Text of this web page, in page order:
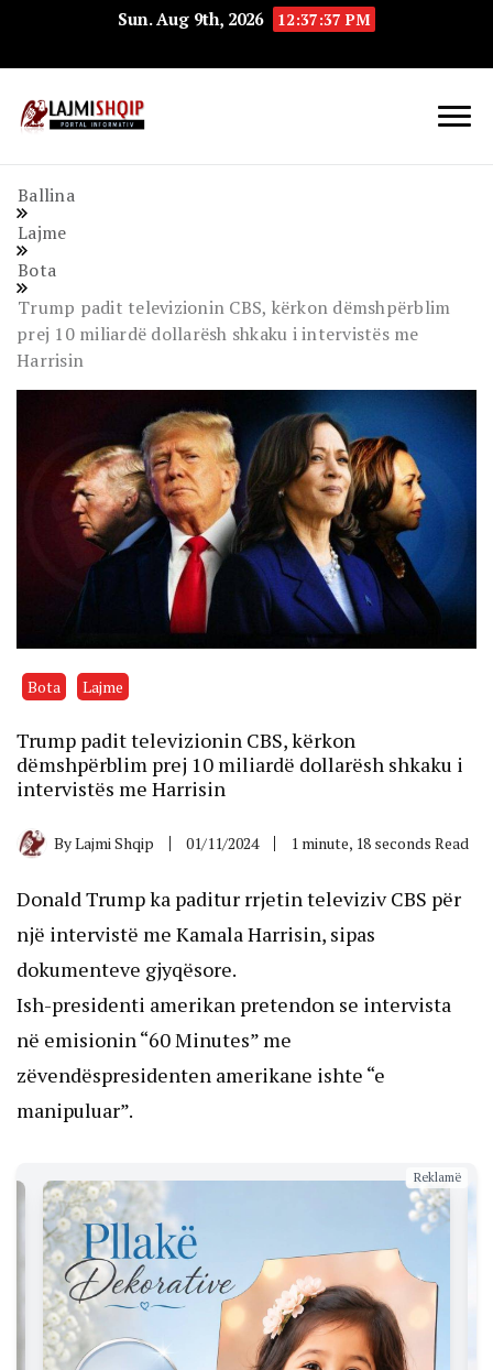
Sun. Aug 9th, 2026 12:37:37 PM
Ballina
Lajme
Bota
Trump padit televizionin CBS, kërkon dëmshpërblim
prej 10 miliardë dollarësh shkaku i intervistës me
Harrisin
Bota Lajme
Trump padit televizionin CBS, kërkon
dëmshpërblim prej 10 miliardë dollarësh shkaku i
intervistës me Harrisin
ByLajmi Shqip 01/11/2024 1 minute, 18 seconds Read
Donald Trump ka paditur rrjetin televiziv CBS për
një intervistë me Kamala Harrisin, sipas
dokumenteve gjyqësore.
Ish-presidenti amerikan pretendon se intervista
në emisionin “60 Minutes” me
zëvendëspresidenten amerikane ishte “e
manipuluar”.
Reklamë